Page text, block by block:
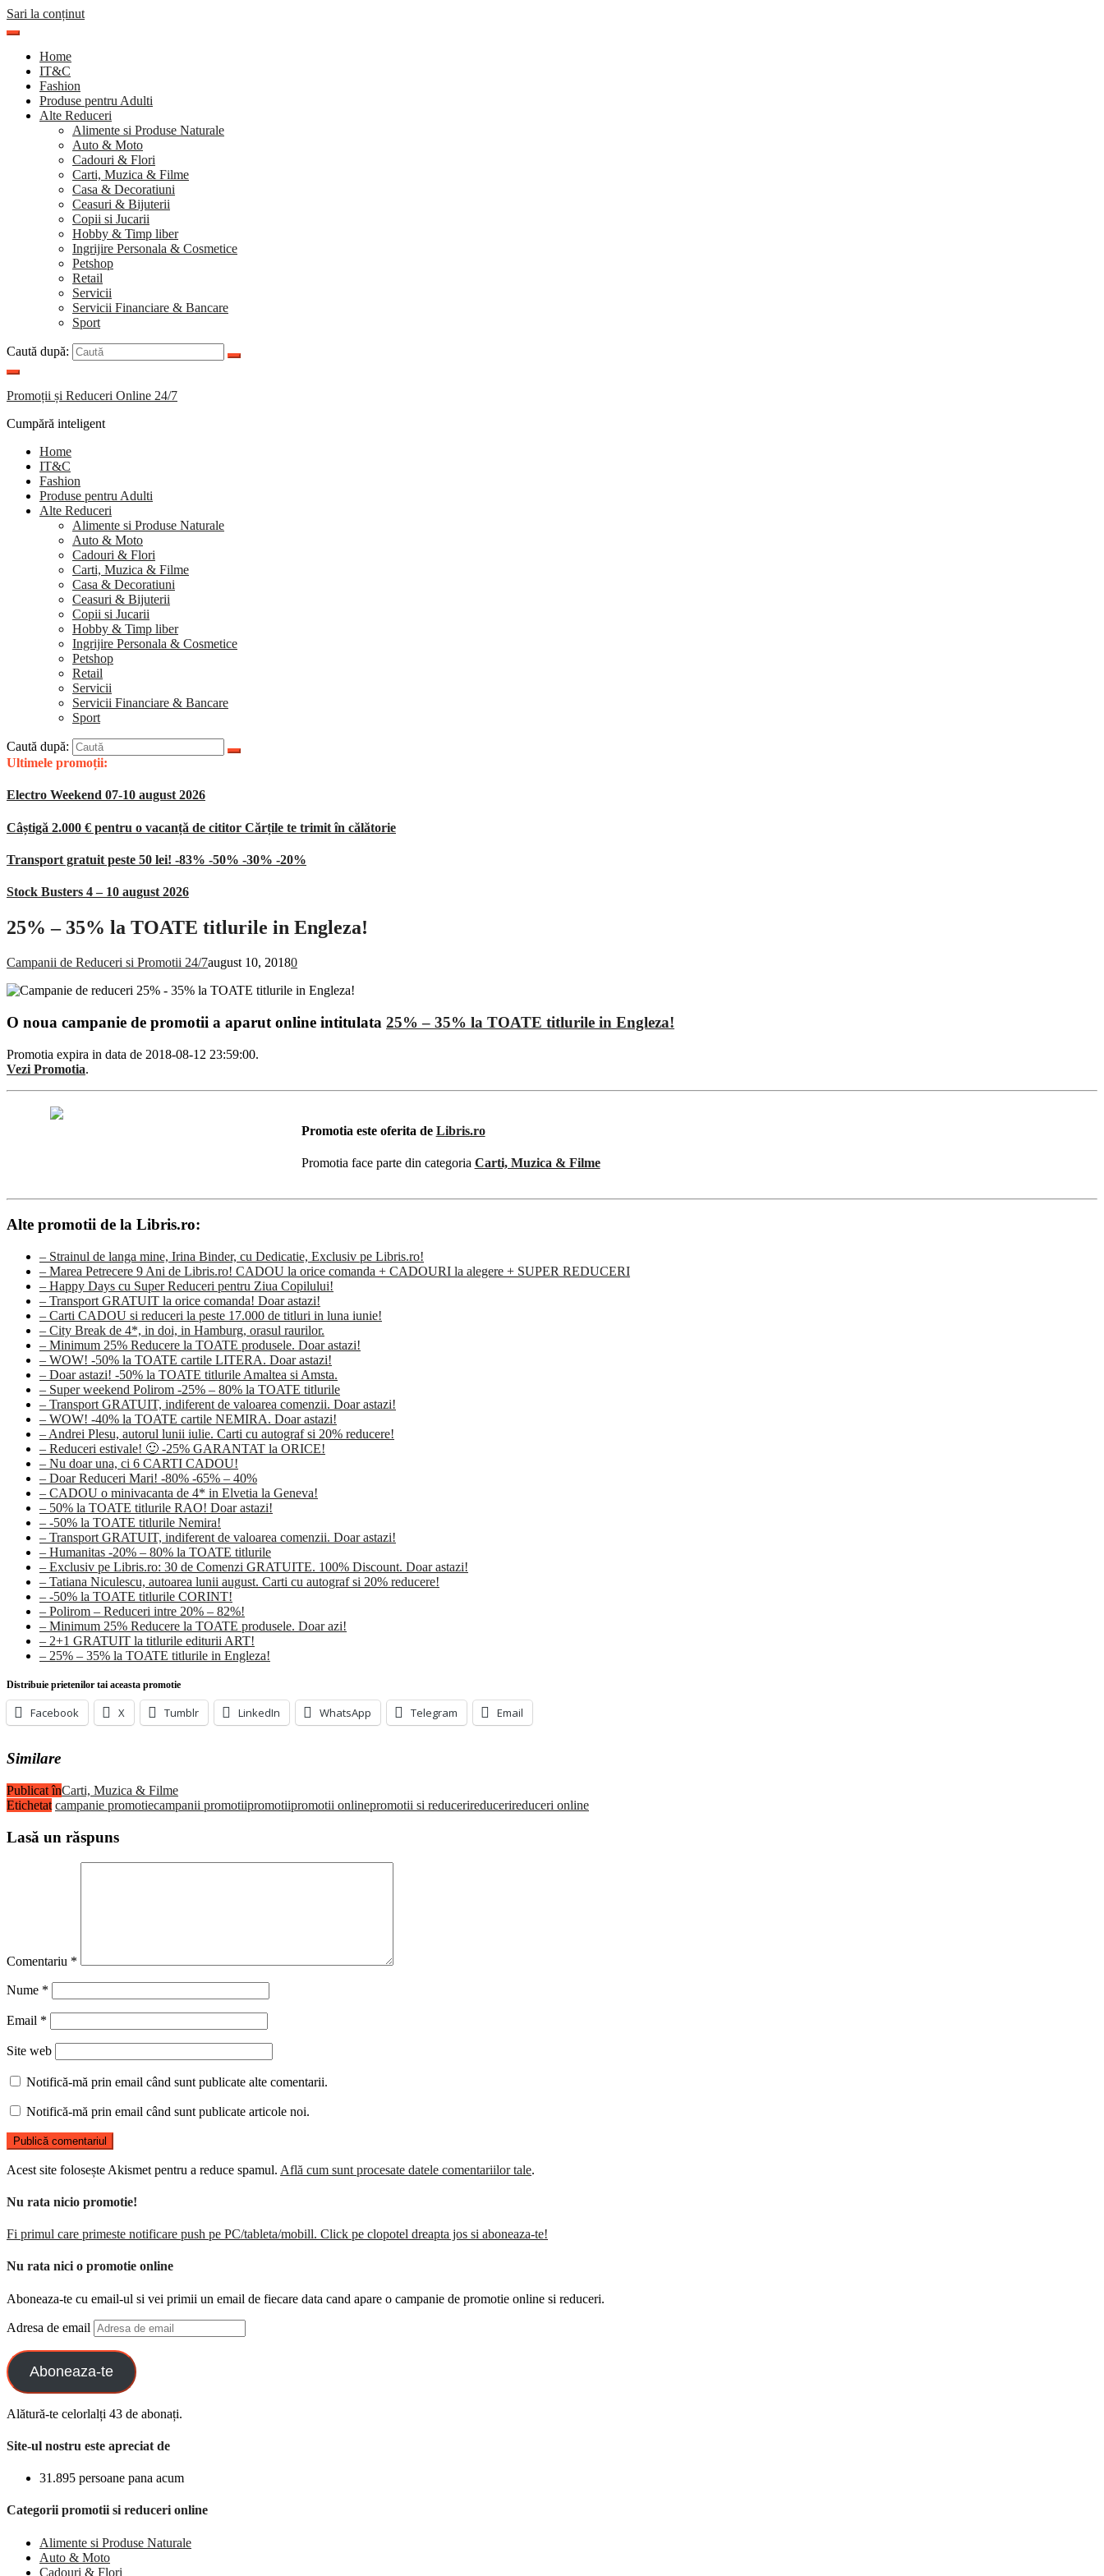
Sari la conținut
Home
IT&C
Fashion
Produse pentru Adulti
Alte Reduceri
Alimente si Produse Naturale
Auto & Moto
Cadouri & Flori
Carti, Muzica & Filme
Casa & Decoratiuni
Ceasuri & Bijuterii
Copii si Jucarii
Hobby & Timp liber
Ingrijire Personala & Cosmetice
Petshop
Retail
Servicii
Servicii Financiare & Bancare
Sport
Caută după:
Promoții și Reduceri Online 24/7
Cumpără inteligent
Home
IT&C
Fashion
Produse pentru Adulti
Alte Reduceri
Alimente si Produse Naturale
Auto & Moto
Cadouri & Flori
Carti, Muzica & Filme
Casa & Decoratiuni
Ceasuri & Bijuterii
Copii si Jucarii
Hobby & Timp liber
Ingrijire Personala & Cosmetice
Petshop
Retail
Servicii
Servicii Financiare & Bancare
Sport
Caută după:
Ultimele promoții:
Electro Weekend 07-10 august 2026
Câștigă 2.000 € pentru o vacanță de cititor Cărțile te trimit în călătorie
Transport gratuit peste 50 lei! -83% -50% -30% -20%
Stock Busters 4 – 10 august 2026
25% – 35% la TOATE titlurile in Engleza!
Campanii de Reduceri si Promotii 24/7august 10, 20180
O noua campanie de promotii a aparut online intitulata 25% – 35% la TOATE titlurile in Engleza!
Promotia expira in data de 2018-08-12 23:59:00.
Vezi Promotia.
Promotia este oferita de Libris.ro
Promotia face parte din categoria Carti, Muzica & Filme
Alte promotii de la Libris.ro:
– Strainul de langa mine, Irina Binder, cu Dedicatie, Exclusiv pe Libris.ro!
– Marea Petrecere 9 Ani de Libris.ro! CADOU la orice comanda + CADOURI la alegere + SUPER REDUCERI
– Happy Days cu Super Reduceri pentru Ziua Copilului!
– Transport GRATUIT la orice comanda! Doar astazi!
– Carti CADOU si reduceri la peste 17.000 de titluri in luna iunie!
– City Break de 4*, in doi, in Hamburg, orasul raurilor.
– Minimum 25% Reducere la TOATE produsele. Doar astazi!
– WOW! -50% la TOATE cartile LITERA. Doar astazi!
– Doar astazi! -50% la TOATE titlurile Amaltea si Amsta.
– Super weekend Polirom -25% – 80% la TOATE titlurile
– Transport GRATUIT, indiferent de valoarea comenzii. Doar astazi!
– WOW! -40% la TOATE cartile NEMIRA. Doar astazi!
– Andrei Plesu, autorul lunii iulie. Carti cu autograf si 20% reducere!
– Reduceri estivale! 🙂 -25% GARANTAT la ORICE!
– Nu doar una, ci 6 CARTI CADOU!
– Doar Reduceri Mari! -80% -65% – 40%
– CADOU o minivacanta de 4* in Elvetia la Geneva!
– 50% la TOATE titlurile RAO! Doar astazi!
– -50% la TOATE titlurile Nemira!
– Transport GRATUIT, indiferent de valoarea comenzii. Doar astazi!
– Humanitas -20% – 80% la TOATE titlurile
– Exclusiv pe Libris.ro: 30 de Comenzi GRATUITE. 100% Discount. Doar astazi!
– Tatiana Niculescu, autoarea lunii august. Carti cu autograf si 20% reducere!
– -50% la TOATE titlurile CORINT!
– Polirom – Reduceri intre 20% – 82%!
– Minimum 25% Reducere la TOATE produsele. Doar azi!
– 2+1 GRATUIT la titlurile editurii ART!
– 25% – 35% la TOATE titlurile in Engleza!
Distribuie prietenilor tai aceasta promotie
Facebook X Tumblr LinkedIn WhatsApp Telegram Email
Similare
Publicat înCarti, Muzica & Filme
Etichetat campanie promotiecampanii promotiipromotiipromotii onlinepromotii si reducerireducerireduceri online
Lasă un răspuns
Comentariu *
Nume *
Email *
Site web
Notifică-mă prin email când sunt publicate alte comentarii.
Notifică-mă prin email când sunt publicate articole noi.
Acest site folosește Akismet pentru a reduce spamul. Află cum sunt procesate datele comentariilor tale.
Nu rata nicio promotie!
Fi primul care primeste notificare push pe PC/tableta/mobill. Click pe clopotel dreapta jos si aboneaza-te!
Nu rata nici o promotie online
Aboneaza-te cu email-ul si vei primii un email de fiecare data cand apare o campanie de promotie online si reduceri.
Adresa de email
Aboneaza-te
Alătură-te celorlalți 43 de abonați.
Site-ul nostru este apreciat de
31.895 persoane pana acum
Categorii promotii si reduceri online
Alimente si Produse Naturale
Auto & Moto
Cadouri & Flori